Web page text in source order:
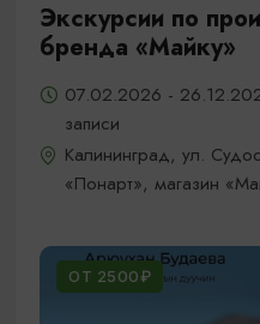
Экскурсии по
бренда «Майку»
07.02.2026 -
записи
Калининград, ул.
«Понарт», магазин
ОТ 2500₽